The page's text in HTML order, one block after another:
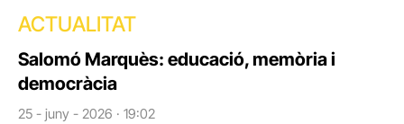
ACTUALITAT
Salomó Marquès: educació, memòria i
democràcia
25 - juny - 2026 · 19:02